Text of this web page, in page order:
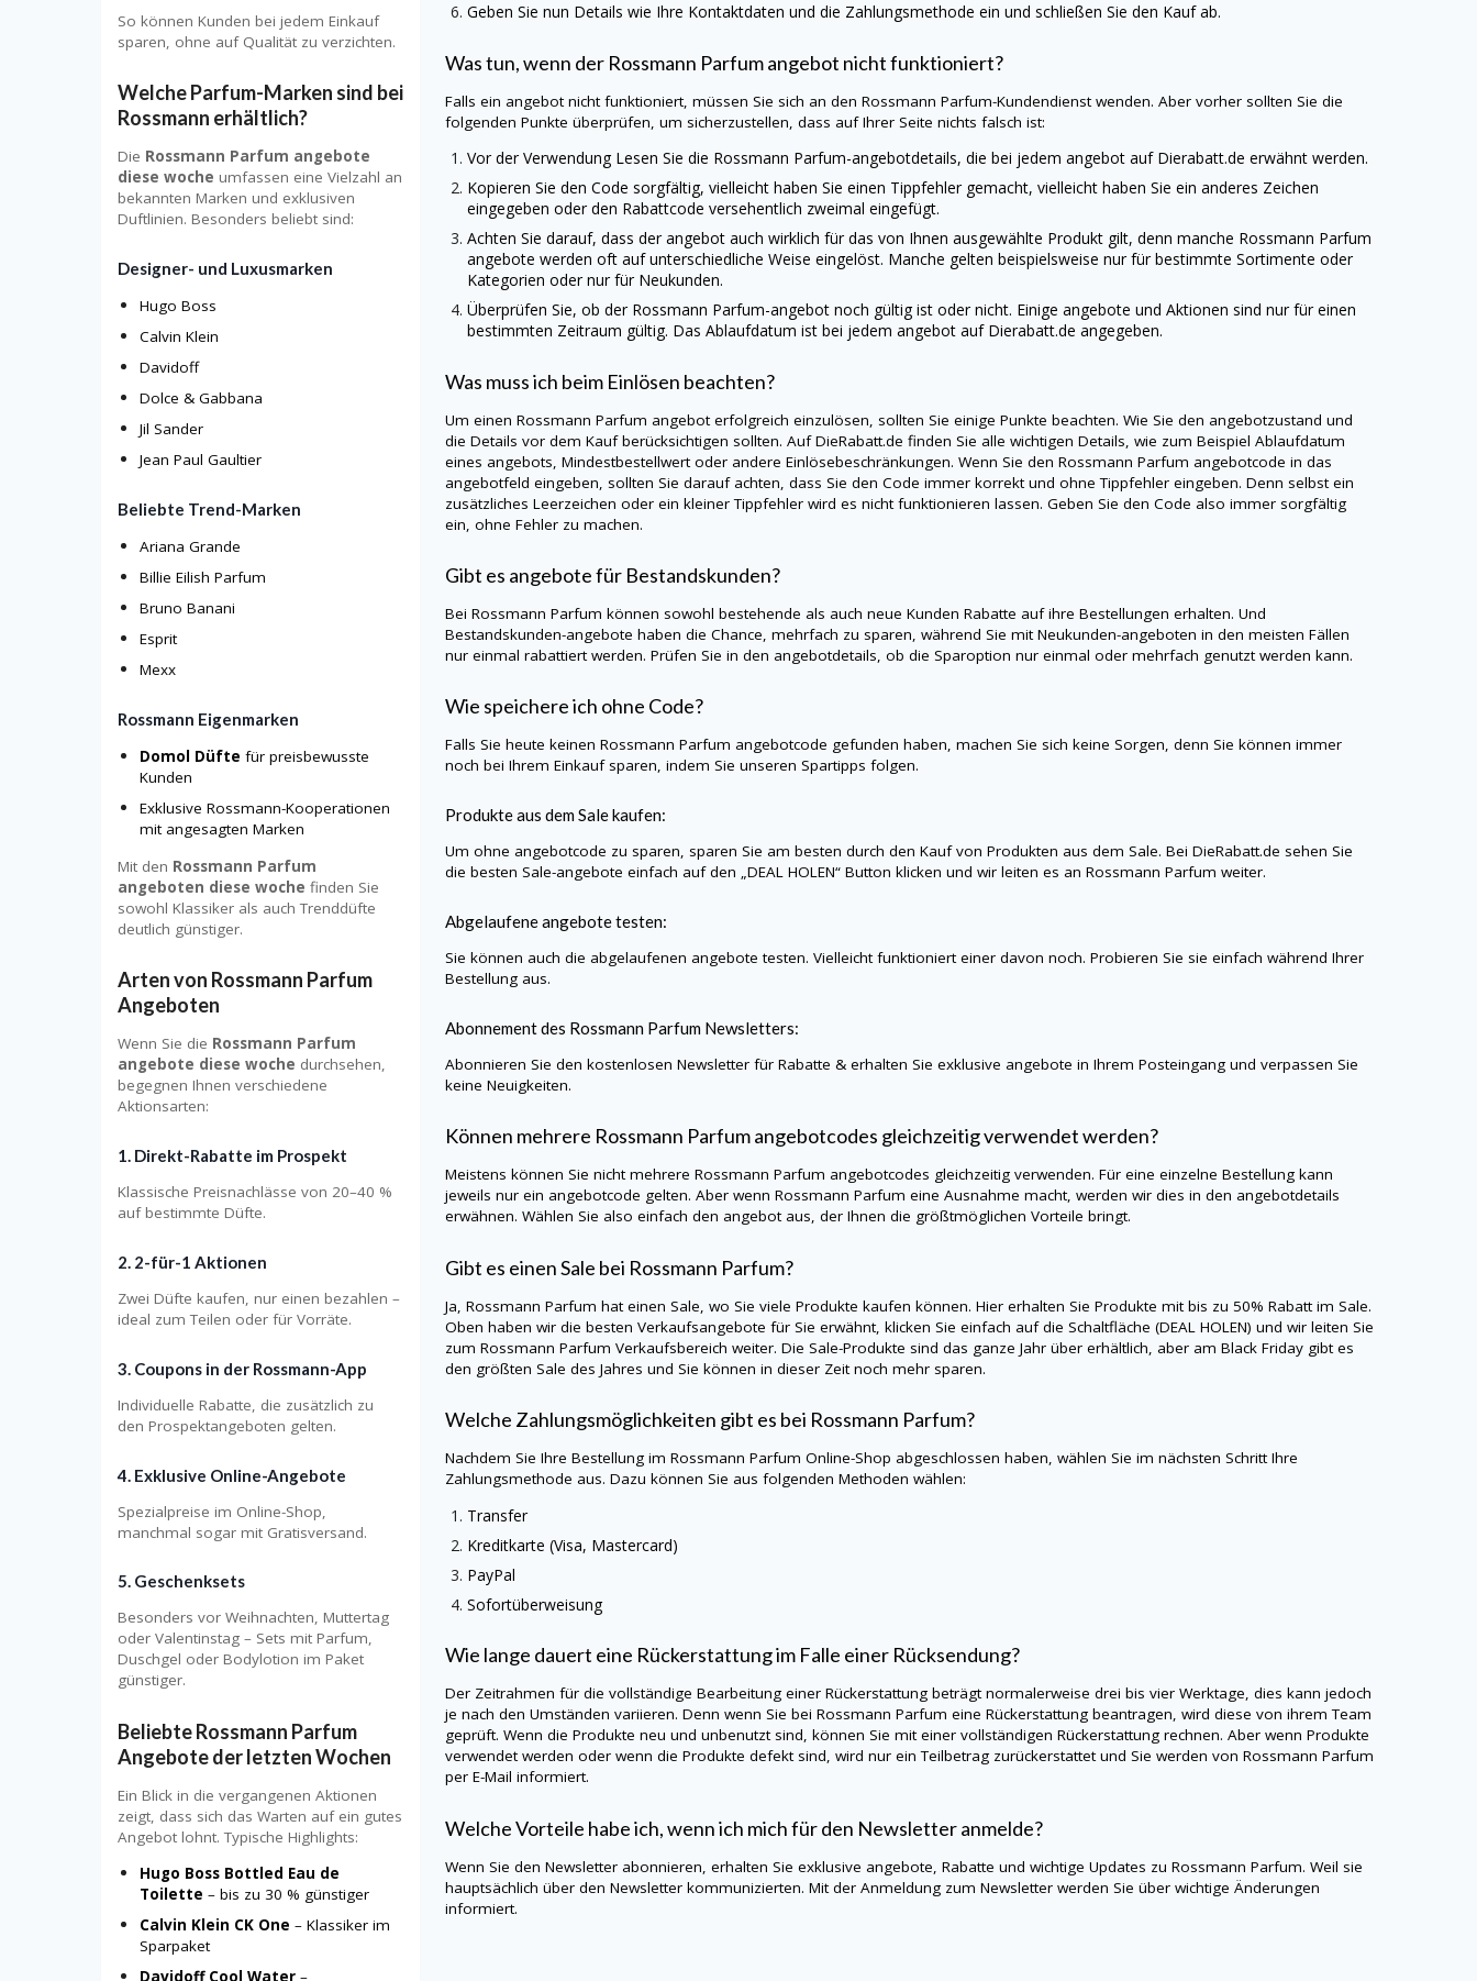
Geben Sie nun Details wie Ihre Kontaktdaten und die Zahlungsmethode ein und schließen Sie den Kauf ab.
Was tun, wenn der Rossmann Parfum angebot nicht funktioniert?
Falls ein angebot nicht funktioniert, müssen Sie sich an den Rossmann Parfum-Kundendienst wenden. Aber vorher sollten Sie die
folgenden Punkte überprüfen, um sicherzustellen, dass auf Ihrer Seite nichts falsch ist:
Vor der Verwendung Lesen Sie die Rossmann Parfum-angebotdetails, die bei jedem angebot auf Dierabatt.de erwähnt werden.
Kopieren Sie den Code sorgfältig, vielleicht haben Sie einen Tippfehler gemacht, vielleicht haben Sie ein anderes Zeichen
eingegeben oder den Rabattcode versehentlich zweimal eingefügt.
Achten Sie darauf, dass der angebot auch wirklich für das von Ihnen ausgewählte Produkt gilt, denn manche Rossmann Parfum
angebote werden oft auf unterschiedliche Weise eingelöst. Manche gelten beispielsweise nur für bestimmte Sortimente oder
Kategorien oder nur für Neukunden.
Überprüfen Sie, ob der Rossmann Parfum-angebot noch gültig ist oder nicht. Einige angebote und Aktionen sind nur für einen
bestimmten Zeitraum gültig. Das Ablaufdatum ist bei jedem angebot auf Dierabatt.de angegeben.
Was muss ich beim Einlösen beachten?
Um einen Rossmann Parfum angebot erfolgreich einzulösen, sollten Sie einige Punkte beachten. Wie Sie den angebotzustand und
die Details vor dem Kauf berücksichtigen sollten. AufDieRabatt.de finden Sie alle wichtigen Details, wie zum Beispiel Ablaufdatum
eines angebots, Mindestbestellwert oder andere Einlösebeschränkungen. Wenn Sie den Rossmann Parfum angebotcode in das
angebotfeld eingeben, sollten Sie darauf achten, dass Sie den Code immer korrekt und ohne Tippfehler eingeben. Denn selbst ein
zusätzliches Leerzeichen oder ein kleiner Tippfehler wird es nicht funktionieren lassen. Geben Sie den Code also immer sorgfältig
ein, ohne Fehler zu machen.
Gibt es angebote für Bestandskunden?
Bei Rossmann Parfum können sowohl bestehende als auch neue Kunden Rabatte auf ihre Bestellungen erhalten. Und
Bestandskunden-angebote haben die Chance, mehrfach zu sparen, während Sie mit Neukunden-angeboten in den meisten Fällen
nur einmal rabattiert werden. Prüfen Sie in den angebotdetails, ob die Sparoption nur einmal oder mehrfach genutzt werden kann.
Wie speichere ich ohne Code?
Falls Sie heute keinen Rossmann Parfum angebotcode gefunden haben, machen Sie sich keine Sorgen, denn Sie können immer
noch bei Ihrem Einkauf sparen, indem Sie unseren Spartipps folgen.
Produkte aus dem Sale kaufen:
Um ohne angebotcode zu sparen, sparen Sie am besten durch den Kauf von Produkten aus dem Sale. BeiDieRabatt.de sehen Sie
die besten Sale-angebote einfach auf den „DEAL HOLEN“ Button klicken und wir leiten es an Rossmann Parfum weiter.
Abgelaufene angebote testen:
Sie können auch die abgelaufenen angebote testen. Vielleicht funktioniert einer davon noch. Probieren Sie sie einfach während Ihrer
Bestellung aus.
Abonnement des Rossmann Parfum Newsletters:
Abonnieren Sie den kostenlosen Newsletter für Rabatte & erhalten Sie exklusive angebote in Ihrem Posteingang und verpassen Sie
keine Neuigkeiten.
Können mehrere Rossmann Parfum angebotcodes gleichzeitig verwendet werden?
Meistens können Sie nicht mehrere Rossmann Parfum angebotcodes gleichzeitig verwenden. Für eine einzelne Bestellung kann
jeweils nur ein angebotcode gelten. Aber wenn Rossmann Parfum eine Ausnahme macht, werden wir dies in den angebotdetails
erwähnen. Wählen Sie also einfach den angebot aus, der Ihnen die größtmöglichen Vorteile bringt.
Gibt es einen Sale bei Rossmann Parfum?
Ja, Rossmann Parfum hat einen Sale, wo Sie viele Produkte kaufen können. Hier erhalten Sie Produkte mit bis zu 50% Rabatt im Sale.
Oben haben wir die besten Verkaufsangebote für Sie erwähnt, klicken Sie einfach auf die Schaltfläche (DEAL HOLEN) und wir leiten Sie
zum Rossmann Parfum Verkaufsbereich weiter. Die Sale-Produkte sind das ganze Jahr über erhältlich, aber am Black Friday gibt es
den größten Sale des Jahres und Sie können in dieser Zeit noch mehr sparen.
Welche Zahlungsmöglichkeiten gibt es bei Rossmann Parfum?
Nachdem Sie Ihre Bestellung im Rossmann Parfum Online-Shop abgeschlossen haben, wählen Sie im nächsten Schritt Ihre
Zahlungsmethode aus. Dazu können Sie aus folgenden Methoden wählen:
Transfer
Kreditkarte (Visa, Mastercard)
PayPal
Sofortüberweisung
Wie lange dauert eine Rückerstattung im Falle einer Rücksendung?
Der Zeitrahmen für die vollständige Bearbeitung einer Rückerstattung beträgt normalerweise drei bis vier Werktage, dies kann jedoch
je nach den Umständen variieren. Denn wenn Sie bei Rossmann Parfum eine Rückerstattung beantragen, wird diese von ihrem Team
geprüft. Wenn die Produkte neu und unbenutzt sind, können Sie mit einer vollständigen Rückerstattung rechnen. Aber wenn Produkte
verwendet werden oder wenn die Produkte defekt sind, wird nur ein Teilbetrag zurückerstattet und Sie werden von Rossmann Parfum
per E-Mail informiert.
Welche Vorteile habe ich, wenn ich mich für den Newsletter anmelde?
Wenn Sie den Newsletter abonnieren, erhalten Sie exklusive angebote, Rabatte und wichtige Updates zu Rossmann Parfum. Weil sie
hauptsächlich über den Newsletter kommunizierten. Mit der Anmeldung zum Newsletter werden Sie über wichtige Änderungen
informiert.
So können Kunden bei jedem Einkauf
sparen, ohne auf Qualität zu verzichten.
Welche Parfum-Marken sind bei
Rossmann erhältlich?
Die Rossmann Parfum angebote
diese woche umfassen eine Vielzahl an
bekannten Marken und exklusiven
Duftlinien. Besonders beliebt sind:
Designer- und Luxusmarken
Hugo Boss
Calvin Klein
Davidoff
Dolce & Gabbana
Jil Sander
Jean Paul Gaultier
Beliebte Trend-Marken
Ariana Grande
Billie Eilish Parfum
Bruno Banani
Esprit
Mexx
Rossmann Eigenmarken
Domol Düfte für preisbewusste
Kunden
Exklusive Rossmann-Kooperationen
mit angesagten Marken
Mit den Rossmann Parfum
angeboten diese woche finden Sie
sowohl Klassiker als auch Trenddüfte
deutlich günstiger.
Arten von Rossmann Parfum
Angeboten
Wenn Sie die Rossmann Parfum
angebote diese woche durchsehen,
begegnen Ihnen verschiedene
Aktionsarten:
1. Direkt-Rabatte im Prospekt
Klassische Preisnachlässe von 20–40 %
auf bestimmte Düfte.
2. 2-für-1 Aktionen
Zwei Düfte kaufen, nur einen bezahlen –
ideal zum Teilen oder für Vorräte.
3. Coupons in der Rossmann-App
Individuelle Rabatte, die zusätzlich zu
den Prospektangeboten gelten.
4. Exklusive Online-Angebote
Spezialpreise im Online-Shop,
manchmal sogar mit Gratisversand.
5. Geschenksets
Besonders vor Weihnachten, Muttertag
oder Valentinstag – Sets mit Parfum,
Duschgel oder Bodylotion im Paket
günstiger.
Beliebte Rossmann Parfum
Angebote der letzten Wochen
Ein Blick in die vergangenen Aktionen
zeigt, dass sich das Warten auf ein gutes
Angebot lohnt. Typische Highlights:
Hugo Boss Bottled Eau de
Toilette – bis zu 30 % günstiger
Calvin Klein CK One – Klassiker im
Sparpaket
Davidoff Cool Water –